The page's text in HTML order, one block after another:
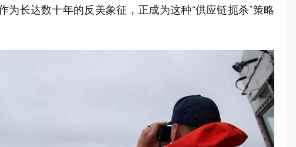
为长达数十年的反美象征，正成为这种“供应链扼杀”策略